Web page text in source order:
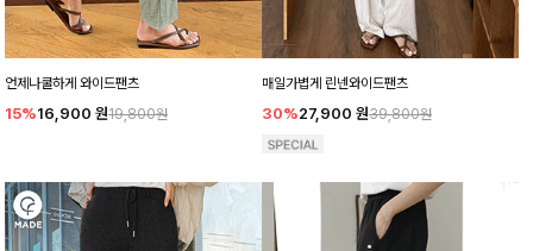
언제나쿨하게 와이드팬츠
15%16,900 원19,800원
매일가볍게 린넨와이드팬츠
30%27,900 원39,800원